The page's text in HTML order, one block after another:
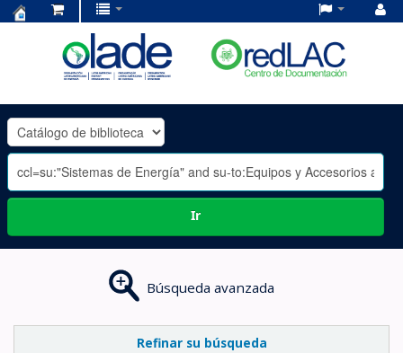
OLADE
-
Ir
Búsqueda avanzada
Refinar su búsqueda